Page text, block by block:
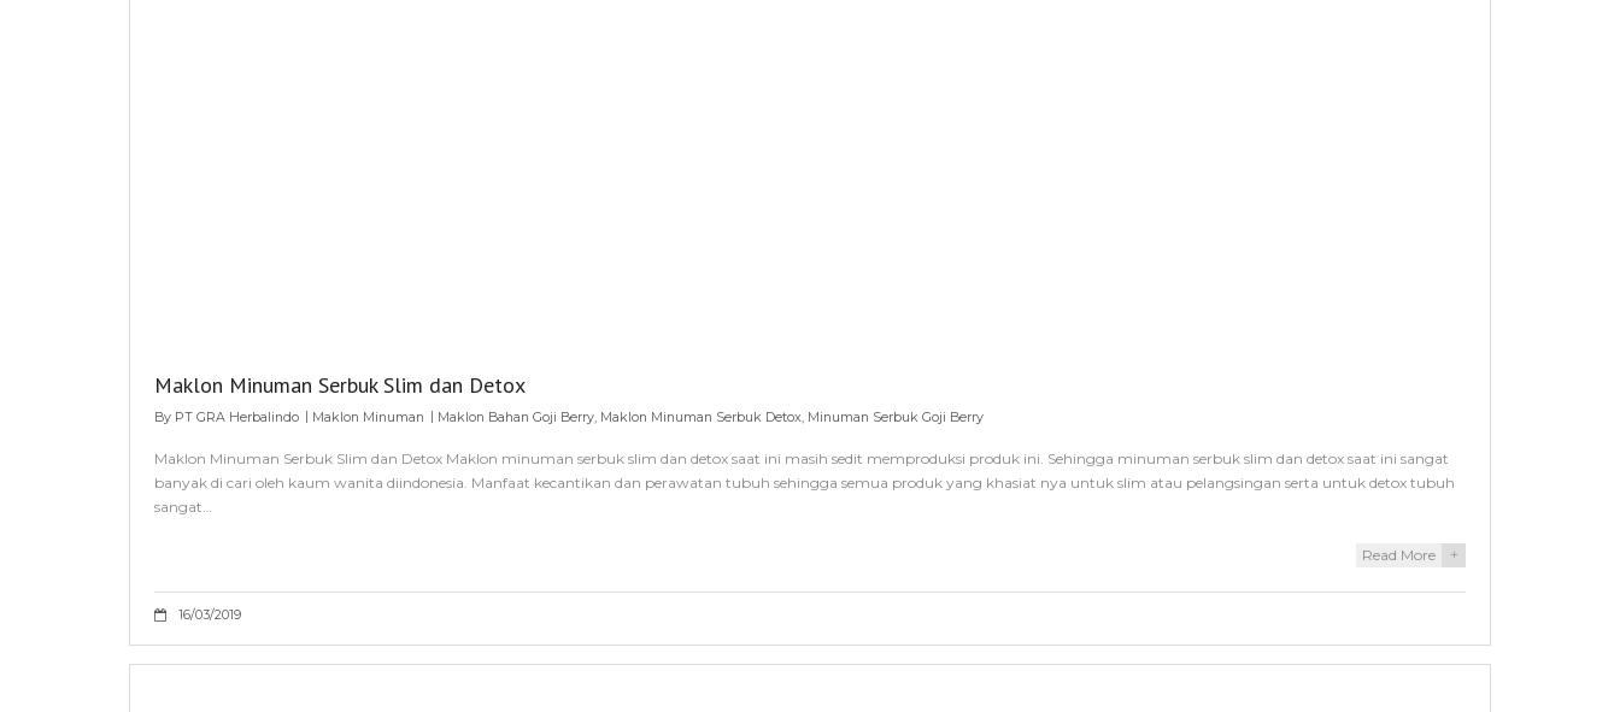
Maklon Minuman Serbuk Slim dan Detox
By PT GRA Herbalindo Maklon Minuman Maklon Bahan Goji Berry, Maklon Minuman Serbuk Detox, Minuman Serbuk Goji Berry
Maklon Minuman Serbuk Slim dan Detox Maklon minuman serbuk slim dan detox saat ini masih sedit memproduksi produk ini. Sehingga minuman serbuk slim dan detox saat ini sangat
banyak di cari oleh kaum wanita diindonesia. Manfaat kecantikan dan perawatan tubuh sehingga semua produk yang khasiat nya untuk slim atau pelangsingan serta untuk detox tubuh
sangat…
Read More +
16/03/2019